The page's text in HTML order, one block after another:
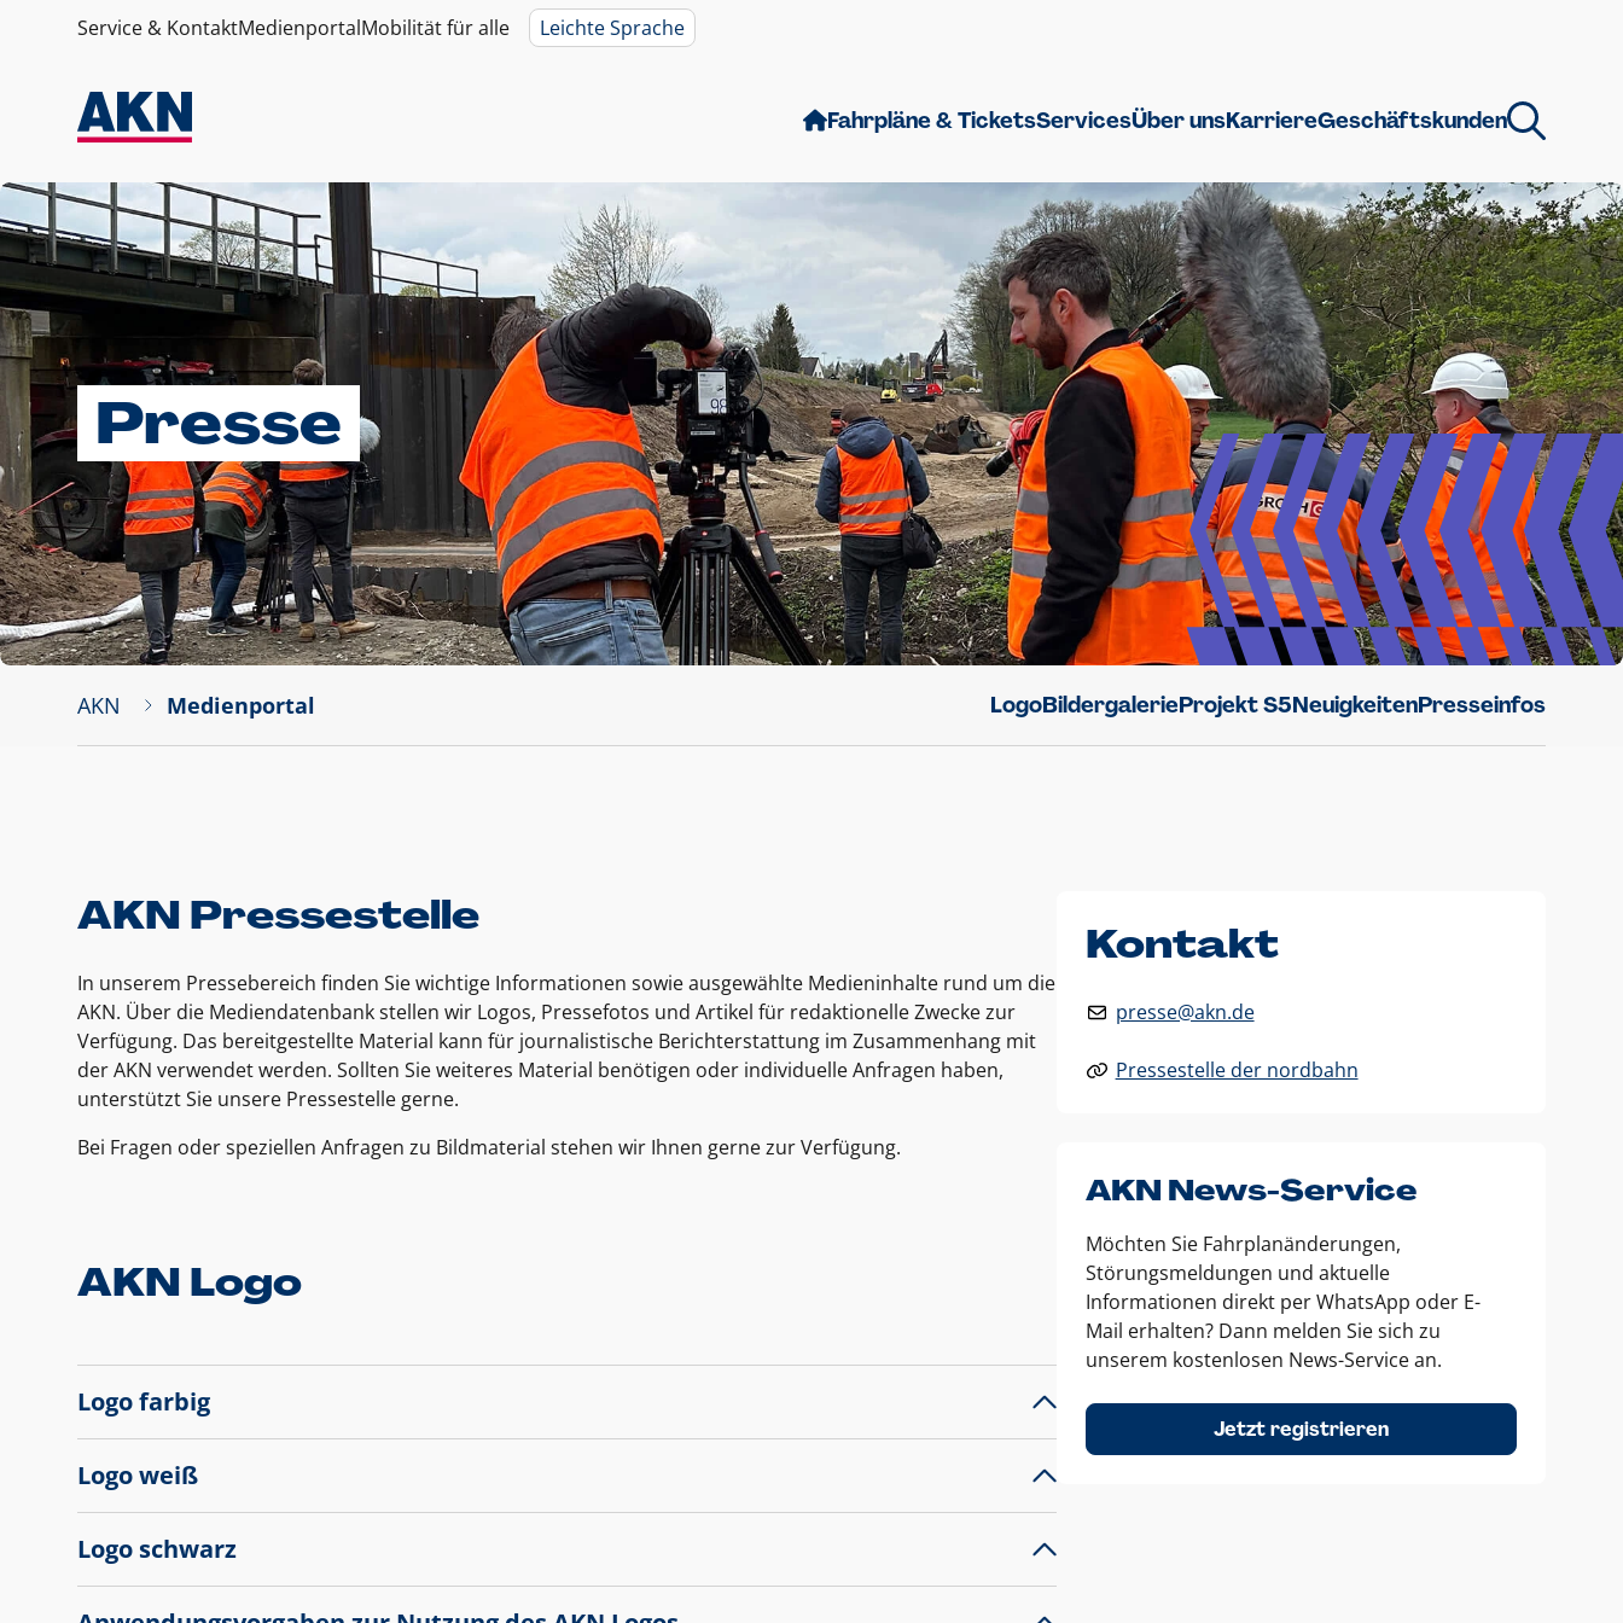
Service & KontaktMedienportalMobilität für alle Leichte Sprache
Fahrpläne & TicketsServicesÜber unsKarriereGeschäftskunden
Presse
AKN Medienportal LogoBildergalerieProjekt S5NeuigkeitenPresseinfos
AKN Pressestelle
In unserem Pressebereich finden Sie wichtige Informationen sowie ausgewählte Medieninhalte rund um die
AKN. Über die Mediendatenbank stellen wir Logos, Pressefotos und Artikel für redaktionelle Zwecke zur
Verfügung. Das bereitgestellte Material kann für journalistische Berichterstattung im Zusammenhang mit
der AKN verwendet werden. Sollten Sie weiteres Material benötigen oder individuelle Anfragen haben,
unterstützt Sie unsere Pressestelle gerne.
Bei Fragen oder speziellen Anfragen zu Bildmaterial stehen wir Ihnen gerne zur Verfügung.
AKN Logo
Logo farbig
Logo weiß
Logo schwarz
Kontakt
presse@akn.de
Pressestelle der nordbahn
AKN News-Service
Möchten Sie Fahrplanänderungen,
Störungsmeldungen und aktuelle
Informationen direkt per WhatsApp oder E-
Mail erhalten? Dann melden Sie sich zu
unserem kostenlosen News-Service an.
Jetzt registrieren